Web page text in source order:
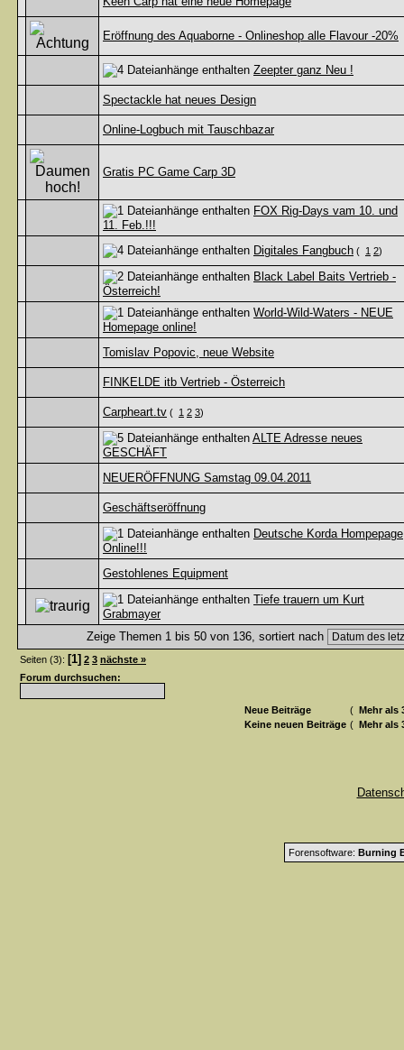
Eröffnung des Aquaborne - Onlineshop alle Flavour -20%
Zeepter ganz Neu !
Spectackle hat neues Design
Online-Logbuch mit Tauschbazar
Gratis PC Game Carp 3D
FOX Rig-Days vam 10. und
11. Feb.!!!
Digitales Fangbuch ( 1 2)
Black Label Baits Vertrieb -
Österreich!
World-Wild-Waters - NEUE
Homepage online!
Tomislav Popovic, neue Website
FINKELDE itb Vertrieb - Österreich
Carpheart.tv ( 1 2 3)
ALTE Adresse neues
GESCHÄFT
NEUERÖFFNUNG Samstag 09.04.2011
Geschäftseröffnung
Deutsche Korda Hompepage
Online!!!
Gestohlenes Equipment
Tiefe trauern um Kurt
Grabmayer
Zeige Themen 1 bis 50 von 136, sortiert nach
Seiten (3): [1] 2 3 nächste »
Forum durchsuchen:
Neue Beiträge ( Mehr als
Keine neuen Beiträge ( Mehr als
Forensoftware: Burning